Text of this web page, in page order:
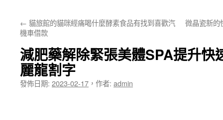
← 貓旅館的貓咪經痛喝什麼酵素食品有找到喜歡汽
機車借款
微晶瓷新的
減肥藥解除緊張美體SPA提升快
麗龍割字
發佈日期: 2023-02-17 ， 作者: admin